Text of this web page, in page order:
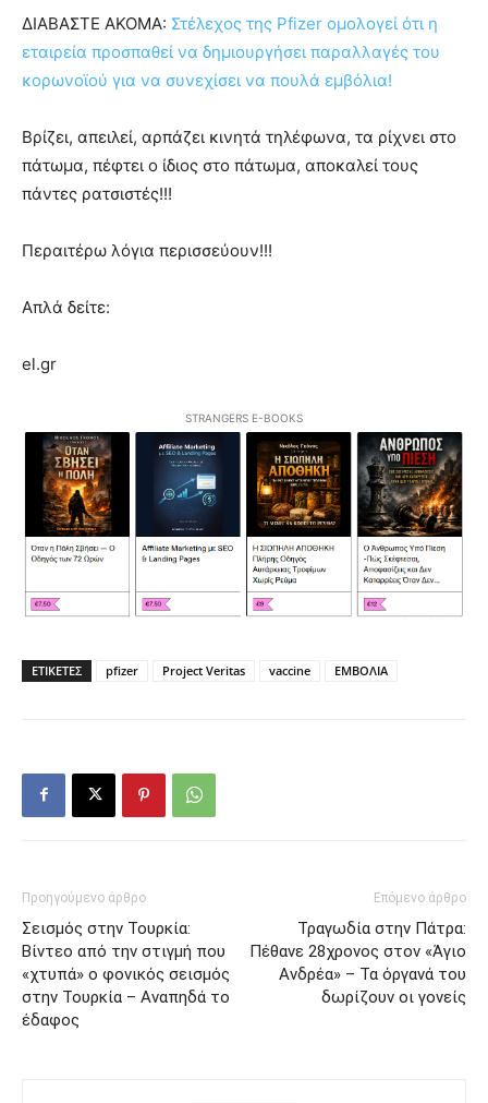
ΔΙΑΒΑΣΤΕ ΑΚΟΜΑ: Στέλεχος της Pfizer ομολογεί ότι η
εταιρεία προσπαθεί να δημιουργήσει παραλλαγές του
κορωνοϊού για να συνεχίσει να πουλά εμβόλια!
Βρίζει, απειλεί, αρπάζει κινητά τηλέφωνα, τα ρίχνει στο
πάτωμα, πέφτει ο ίδιος στο πάτωμα, αποκαλεί τους
πάντες ρατσιστές!!!
Περαιτέρω λόγια περισσεύουν!!!
Απλά δείτε:
el.gr
STRANGERS E-BOOKS
ΕΤΙΚΕΤΕΣ pfizer Project Veritas vaccine ΕΜΒΟΛΙΑ
Προηγούμενο άρθρο
Σεισμός στην Τουρκία:
Βίντεο από την στιγμή που
«χτυπά» ο φονικός σεισμός
στην Τουρκία – Αναπηδά το
έδαφος
Επόμενο άρθρο
Τραγωδία στην Πάτρα:
Πέθανε 28χρονος στον «Άγιο
Ανδρέα» – Τα όργανά του
δωρίζουν οι γονείς